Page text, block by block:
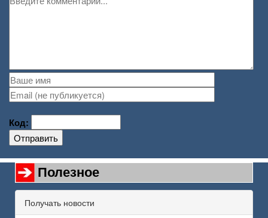
Код:
Отправить
Полезное
Получать новости